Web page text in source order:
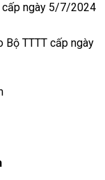
cấp ngày 5/7/2024
Bộ TTTT cấp ngày